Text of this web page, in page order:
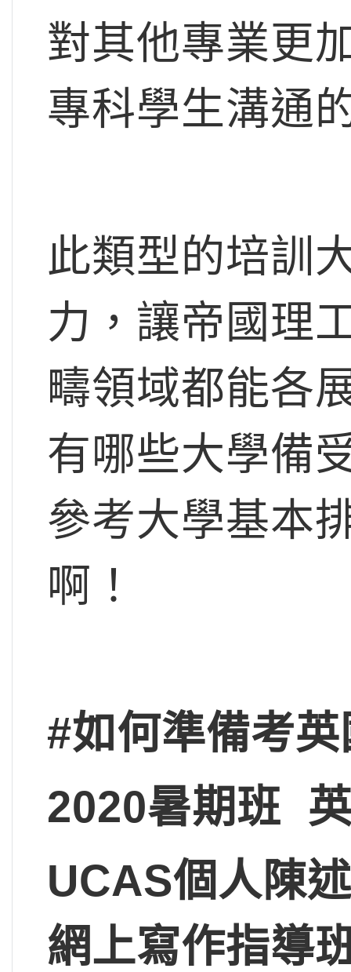
對其他專業更
專科學生溝通
此類型的培訓
力，讓帝國理
疇領域都能各
有哪些大學備
參考大學基本
啊！
#如何準備考
2020暑期班
UCAS個人陳
網上寫作指導